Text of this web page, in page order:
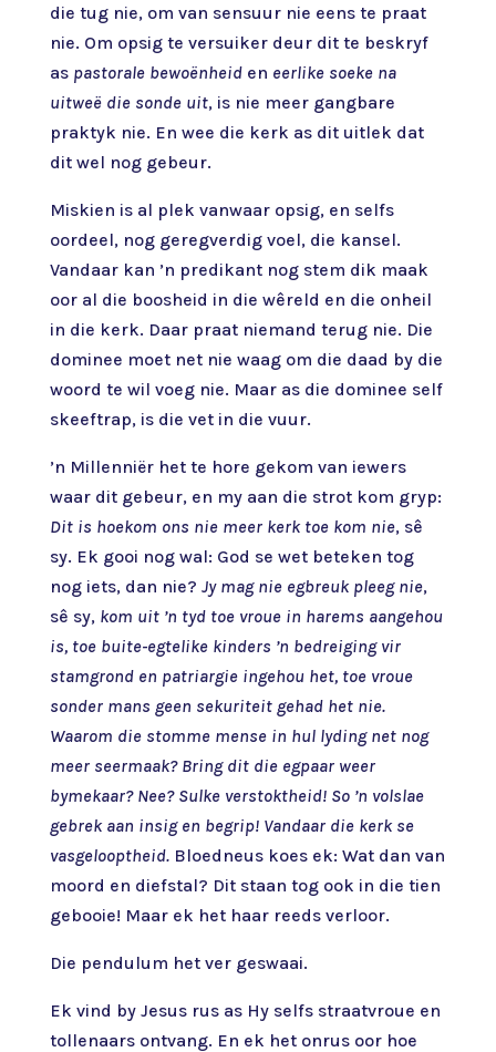
die tug nie, om van sensuur nie eens te praat
nie. Om opsig te versuiker deur dit te beskryf
as pastorale bewoënheiden eerlike soeke na
uitweë die sonde uit, is nie meer gangbare
praktyk nie. En wee die kerk as dit uitlek dat
dit wel nog gebeur.
Miskien is al plek vanwaar opsig, en selfs
oordeel, nog geregverdig voel, die kansel.
Vandaar kan ’n predikant nog stem dik maak
oor al die boosheid in die wêreld en die onheil
in die kerk. Daar praat niemand terug nie. Die
dominee moet net nie waag om die daad by die
woord te wil voeg nie. Maar as die dominee self
skeeftrap, is die vet in die vuur.
’n Millenniër het te hore gekom van iewers
waar dit gebeur, en my aan die strot kom gryp:
Dit is hoekom ons nie meer kerk toe kom nie, sê
sy. Ek gooi nog wal: God se wet beteken tog
nog iets, dan nie? Jy mag nie egbreuk pleeg nie,
sê sy, kom uit ’n tyd toe vroue in harems aangehou
is, toe buite-egtelike kinders ’n bedreiging vir
stamgrond en patriargie ingehou het, toe vroue
sonder mans geen sekuriteit gehad het nie.
Waarom die stomme mense in hul lyding net nog
meer seermaak? Bring dit die egpaar weer
bymekaar? Nee? Sulke verstoktheid! So ’n volslae
gebrek aan insig en begrip! Vandaar die kerk se
vasgelooptheid.Bloedneus koes ek: Wat dan van
moord en diefstal? Dit staan tog ook in die tien
gebooie! Maar ek het haar reeds verloor.
Die pendulum het ver geswaai.
Ek vind by Jesus rus as Hy selfs straatvroue en
tollenaars ontvang. En ek het onrus oor hoe